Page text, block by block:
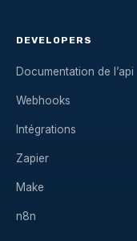
DEVELOPERS
Documentation de l’api
Webhooks
Intégrations
Zapier
Make
n8n